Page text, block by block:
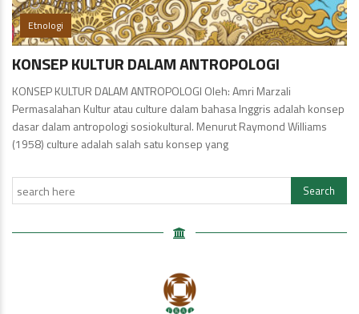
Etnologi
KONSEP KULTUR DALAM ANTROPOLOGI
KONSEP KULTUR DALAM ANTROPOLOGI Oleh: Amri Marzali
Permasalahan Kultur atau culture dalam bahasa Inggris adalah konsep
dasar dalam antropologi sosiokultural. Menurut Raymond Williams
(1958) culture adalah salah satu konsep yang